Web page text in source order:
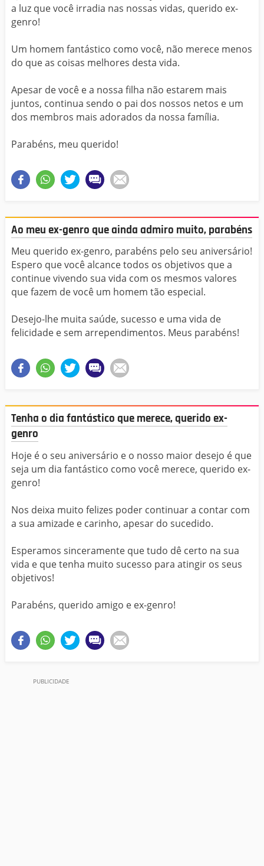
a luz que você irradia nas nossas vidas, querido ex-
genro!
Um homem fantástico como você, não merece menos
do que as coisas melhores desta vida.
Apesar de você e a nossa filha não estarem mais
juntos, continua sendo o pai dos nossos netos e um
dos membros mais adorados da nossa família.
Parabéns, meu querido!
Ao meu ex-genro que ainda admiro muito, parabéns
Meu querido ex-genro, parabéns pelo seu aniversário!
Espero que você alcance todos os objetivos que a
continue vivendo sua vida com os mesmos valores
que fazem de você um homem tão especial.
Desejo-lhe muita saúde, sucesso e uma vida de
felicidade e sem arrependimentos. Meus parabéns!
Tenha o dia fantástico que merece, querido ex-
genro
Hoje é o seu aniversário e o nosso maior desejo é que
seja um dia fantástico como você merece, querido ex-
genro!
Nos deixa muito felizes poder continuar a contar com
a sua amizade e carinho, apesar do sucedido.
Esperamos sinceramente que tudo dê certo na sua
vida e que tenha muito sucesso para atingir os seus
objetivos!
Parabéns, querido amigo e ex-genro!